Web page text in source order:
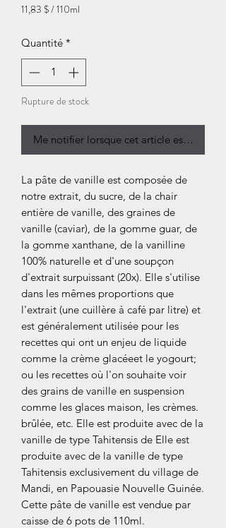
11,83 $/110ml
pour
110
Millilitres
Quantité *
Rupture de stock
Me notifier lorsque cet article est
La pâte de vanille est composée de
notre extrait, du sucre, de la chair
entière de vanille, des graines de
vanille (caviar), de la gomme guar, de
la gomme xanthane, de la vanilline
100% naturelle et d'une soupçon
d'extrait surpuissant (20x). Elle s'utilise
dans les mêmes proportions que
l'extrait (une cuillère à café par litre) et
est généralement utilisée pour les
recettes qui ont un enjeu de liquide
comme la crème glacéeet le yogourt;
ou les recettes où l'on souhaite voir
des grains de vanille en suspension
comme les glaces maison, les crèmes.
brûlée, etc. Elle est produite avec de la
vanille de type Tahitensis de Elle est
produite avec de la vanille de type
Tahitensis exclusivement du village de
Mandi, en Papouasie Nouvelle Guinée.
Cette pâte de vanille est vendue par
caisse de 6 pots de 110ml.